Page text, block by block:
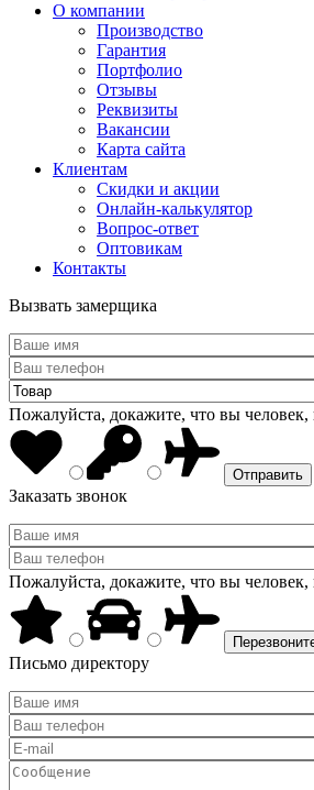
О компании
Производство
Гарантия
Портфолио
Отзывы
Реквизиты
Вакансии
Карта сайта
Клиентам
Скидки и акции
Онлайн-калькулятор
Вопрос-ответ
Оптовикам
Контакты
Вызвать замерщика
Пожалуйста, докажите, что вы человек,
Заказать звонок
Пожалуйста, докажите, что вы человек,
Письмо директору